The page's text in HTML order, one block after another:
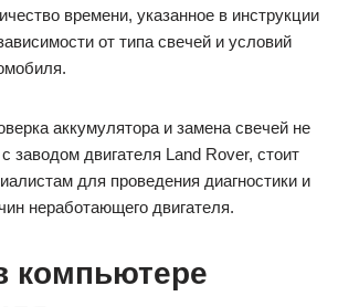
времени, указанное в инструкции
от типа свечей и условий
аккумулятора и замена свечей не
заводом двигателя Land Rover, стоит
для проведения диагностики и
неработающего двигателя.
компьютере